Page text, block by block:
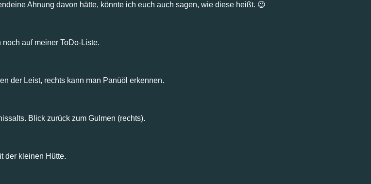
Ahnung davon hätte, könnte ich euch auch sagen, wie diese heißt. 😉
auf meiner ToDo-Liste.
der Leist, rechts kann man Panüöl erkennen.
Blick zurück zum Gulmen (rechts).
der kleinen Hütte.